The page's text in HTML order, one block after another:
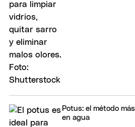
Potus: el método
en agua